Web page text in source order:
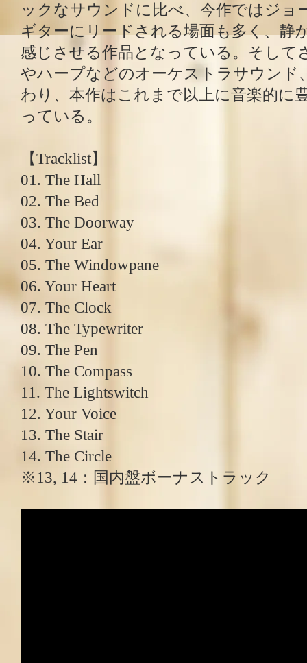
ックなサウンドに比べ、今作ではジョ
ギターにリードされる場面も多く、静
感じさせる作品となっている。そして
やハープなどのオーケストラサウンド
わり、本作はこれまで以上に音楽的に
っている。
【Tracklist】
01. The Hall
02. The Bed
03. The Doorway
04. Your Ear
05. The Windowpane
06. Your Heart
07. The Clock
08. The Typewriter
09. The Pen
10. The Compass
11. The Lightswitch
12. Your Voice
13. The Stair
14. The Circle
※13, 14：国内盤ボーナストラック